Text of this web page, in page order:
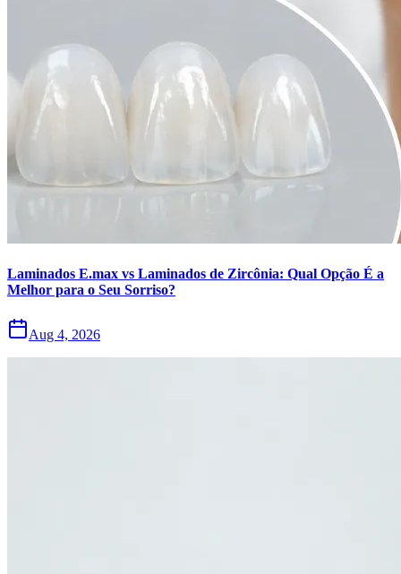
Laminados E.max vs Laminados de Zircônia: Qual Opção É a
Melhor para o Seu Sorriso?
Aug 4, 2026